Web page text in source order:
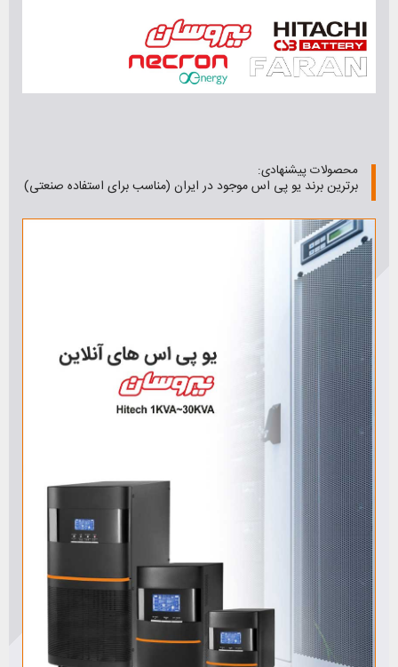
محصولات پیشنهادی:
برترین برند یو پی اس موجود در ایران (مناسب برای استفاده صنعتی)